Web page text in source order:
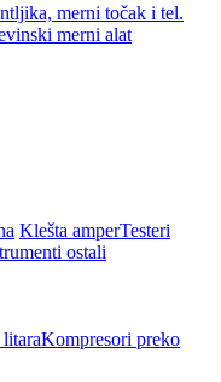
merni točak i tel.
merni alat
Klešta amperTesteri
ostali
Kompresori preko